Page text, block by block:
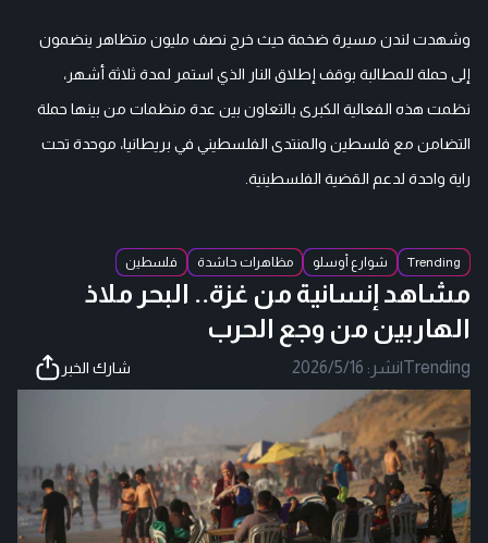
وشهدت لندن مسيرة ضخمة حيث خرج نصف مليون متظاهر ينضمون
إلى حملة للمطالبة بوقف إطلاق النار الذي استمر لمدة ثلاثة أشهر،
نظمت هذه الفعالية الكبرى بالتعاون بين عدة منظمات من بينها حملة
التضامن مع فلسطين والمنتدى الفلسطيني في بريطانيا، موحدة تحت
راية واحدة لدعم القضية الفلسطينية.
Trending شوارع أوسلو مظاهرات حاشدة فلسطين
مشاهد إنسانية من غزة.. البحر ملاذ
الهاربين من وجع الحرب
Trending
|نشر: 2026/5/16 شارك الخبر